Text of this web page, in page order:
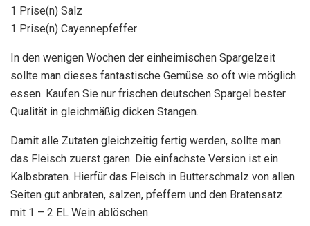
1 Prise(n) Salz
1 Prise(n) Cayennepfeffer
In den wenigen Wochen der einheimischen Spargelzeit
sollte man dieses fantastische Gemüse so oft wie möglich
essen. Kaufen Sie nur frischen deutschen Spargel bester
Qualität in gleichmäßig dicken Stangen.
Damit alle Zutaten gleichzeitig fertig werden, sollte man
das Fleisch zuerst garen. Die einfachste Version ist ein
Kalbsbraten. Hierfür das Fleisch in Butterschmalz von allen
Seiten gut anbraten, salzen, pfeffern und den Bratensatz
mit 1 – 2 EL Wein ablöschen.